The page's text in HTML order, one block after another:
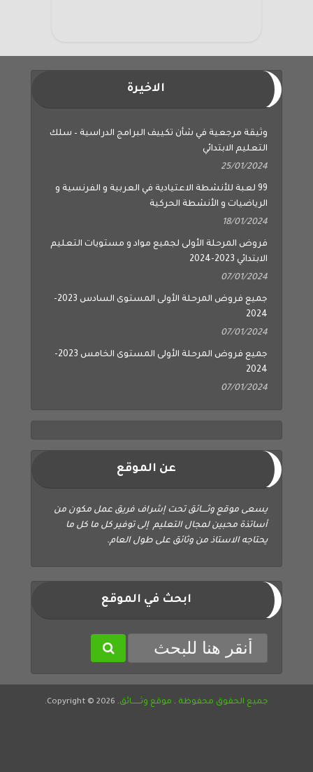
الاخيرة
وثيقة مرجعية في شأن تكييف البرامج الدراسية – سلك
التعليم الابتدائي
25/01/2024
99 لعبة للأنشطة الاعتيادية في العربية و الفرنسية و
الرياضيات و الأنشطة الحركية
18/01/2024
فروض المرحلة الأولى لجميع مواد و مستويات التعليم
الابتدائي 2023-2024
07/01/2024
جميع فروض المرحلة الأولى المستوى السادس 2023-
2024
07/01/2024
جميع فروض المرحلة الأولى المستوى الخامس 2023-
2024
07/01/2024
عن الموقع
يسعى موقع وثــــائق تحت إشراف فريق عمل مكون من
أساتذة محبين لمجال التعليم إلى توفير كل ما كل ما
يحتاجه الاستاذ من وثائق على طول العام.
ابحث في الموقع
جميع الحقوق محفوظة . موقع وثــــــائق. Copyright © 2026.